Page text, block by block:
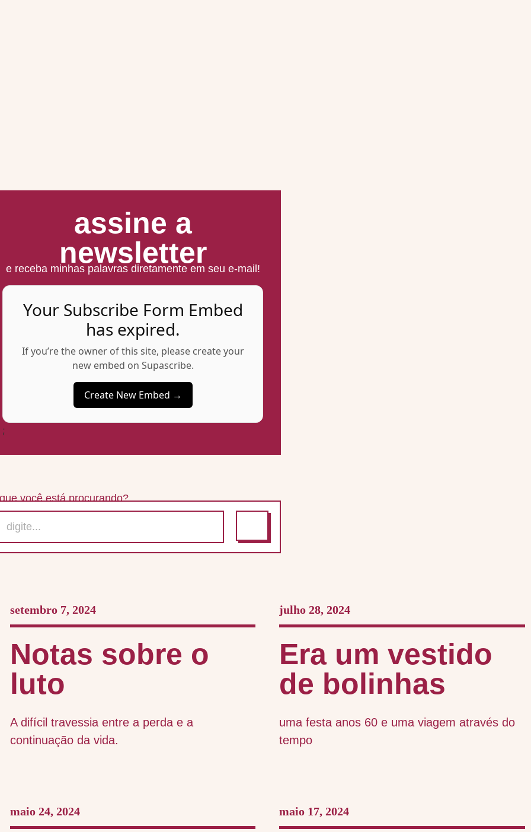
assine a
newsletter
e receba minhas palavras diretamente em seu e-mail!
Your Subscribe Form Embed
has expired.
If you’re the owner of this site, please create your
new embed on Supascribe.
Create New Embed →
;
você está procurando?
setembro 7, 2024
Notas sobre o
luto
A difícil travessia entre a perda e a
continuação da vida.
julho 28, 2024
Era um vestido
de bolinhas
uma festa anos 60 e uma viagem através do
tempo
maio 24, 2024 maio 17, 2024